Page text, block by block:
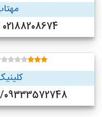
02188208674 - 09006100115 (تهران)
09333072748/